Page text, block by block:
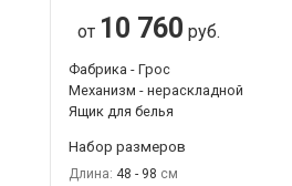
от 10 760 руб.
Фабрика - Грос
Механизм - нераскладной
Ящик для белья
Набор размеров
Длина: 48 - 98